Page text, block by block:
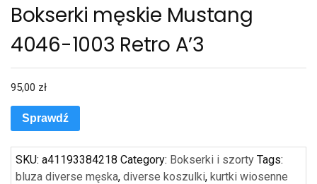
Bokserki męskie Mustang
4046-1003 Retro A’3
95,00 zł
Sprawdź
SKU: a41193384218 Category: Bokserki i szorty Tags:
bluza diverse męska, diverse koszulki, kurtki wiosenne